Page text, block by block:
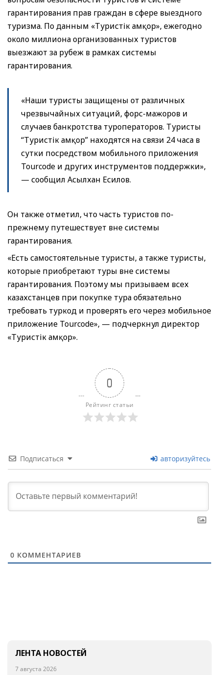
гарантирования прав граждан в сфере выездного
туризма. По данным «Туристік Қамқор», ежегодно
около миллиона организованных туристов
выезжают за рубеж в рамках системы
гарантирования.
«Наши туристы защищены от различных
чрезвычайных ситуаций, форс-мажоров и
случаев банкротства туроператоров. Туристы
“Туристік Қамқор” находятся на связи 24 часа в
сутки посредством мобильного приложения
Tourcode и других инструментов поддержки»,
— сообщил Асылхан Есилов.
Он также отметил, что часть туристов по-
прежнему путешествует вне системы
гарантирования.
«Есть самостоятельные туристы, а также туристы,
которые приобретают туры вне системы
гарантирования. Поэтому мы призываем всех
казахстанцев при покупке тура обязательно
требовать туркод и проверять его через мобильное
приложение Tourcode», — подчеркнул директор
«Туристік Қамқор».
0
Рейтинг статьи
Подписаться авторизуйтесь
0 КОММЕНТАРИЕВ
ЛЕНТА НОВОСТЕЙ
7 августа 2026